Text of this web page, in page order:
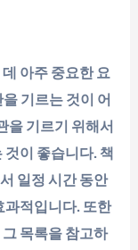
아주 중요한 요
기르는 것이 어
을 기르기 위해서
이 좋습니다. 책
일정 시간 동안
과적입니다. 또한
목록을 참고하